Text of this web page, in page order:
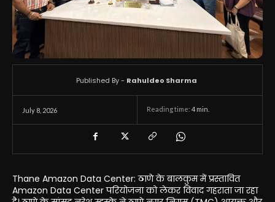
July 8, 2026 Reading time: 4 min.
Published By - Rahuldeo Sharma
Thane Amazon Data Center: ठाणे के बालकुम में प्रस्तावित
Amazon Data Center परियोजना को लेकर विवाद गहराता जा रहा